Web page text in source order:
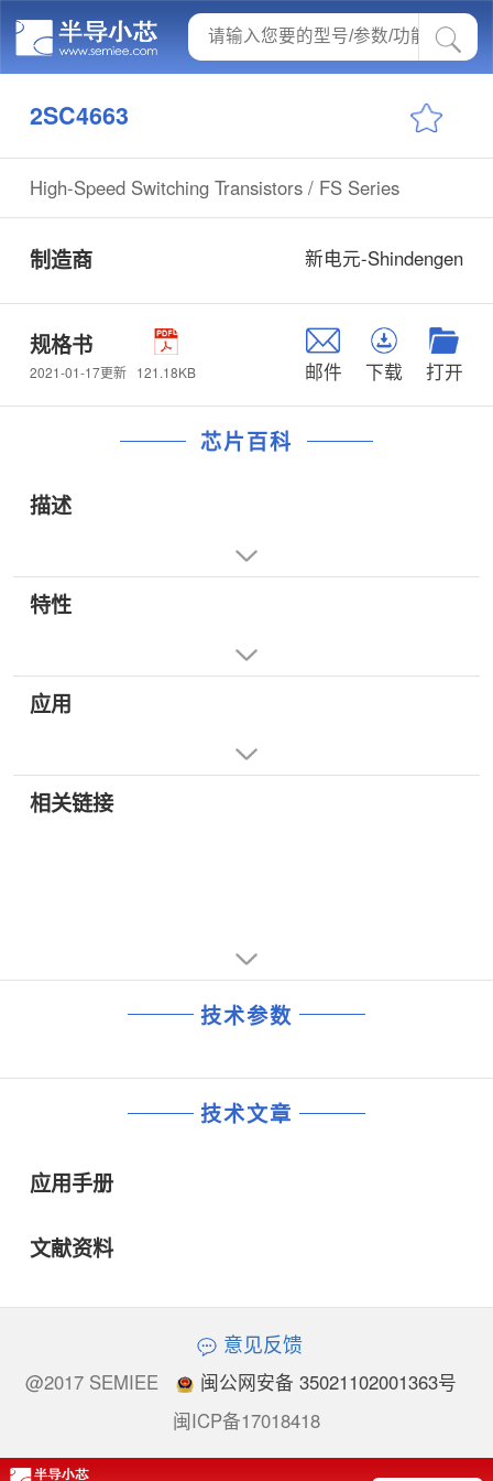
2SC4663
High-Speed Switching Transistors / FS Series
制造商 新电元-Shindengen
规格书
2021-01-17更新 121.18KB 邮件 下载 打开
芯片百科
描述
特性
应用
相关链接
技术参数
技术文章
应用手册
文献资料
意见反馈
@2017 SEMIEE
闽公网安备 35021102001363号
闽ICP备17018418